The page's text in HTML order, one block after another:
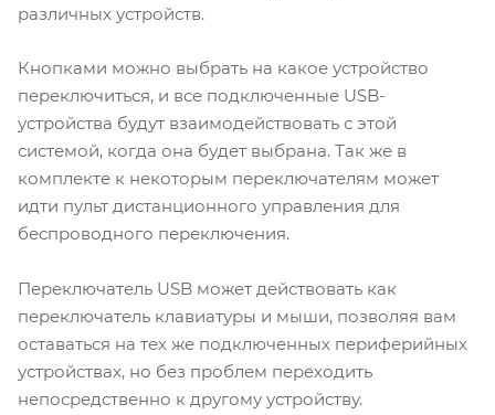
различных устройств.
Кнопками можно выбрать на какое устройство
переключиться, и все подключенные USB-
устройства будут взаимодействовать с этой
системой, когда она будет выбрана. Так же в
комплекте к некоторым переключателям может
идти пульт дистанционного управления для
беспроводного переключения.
Переключатель USB может действовать как
переключатель клавиатуры и мыши, позволяя вам
оставаться на тех же подключенных периферийных
устройствах, но без проблем переходить
непосредственно к другому устройству.